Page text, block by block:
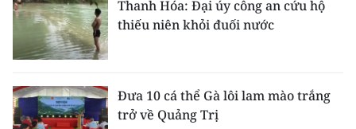
Thanh Hóa: Đại úy công an cứu hộ
thiếu niên khỏi đuối nước
Đưa 10 cá thể Gà lôi lam mào trắng
trở về Quảng Trị